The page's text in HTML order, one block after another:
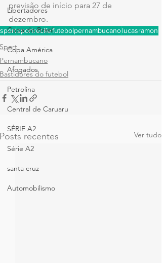
Libertadores
Copa do Brasil
Copa América
Afogados
Petrolina
Central de Caruaru
SÉRIE A2
Série A2
santa cruz
Automobilismo
previsão de início para 27 de
dezembro.
sportsportrecifefutebolpernambucanolucasramon
Sport
Pernambucano
Bastidores do futebol
Posts recentes Ver tudo